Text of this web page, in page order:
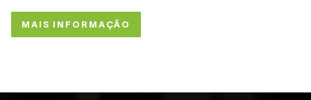
MAIS INFORMAÇÃO